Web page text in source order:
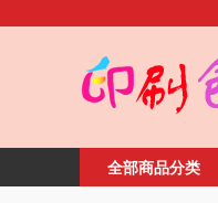
全部商品分类